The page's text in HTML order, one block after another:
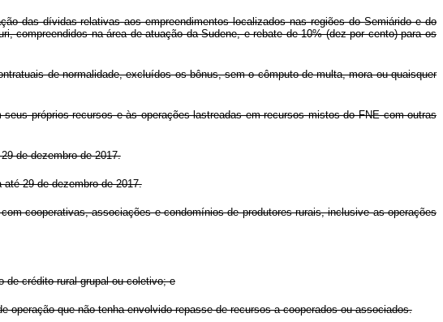
das dívidas relativas aos empreendimentos localizados nas regiões do Semiárido e do
compreendidos na área de atuação da Sudene, e rebate de 10% (dez por cento) para os
de normalidade, excluídos os bônus, sem o cômputo de multa, mora ou quaisquer
próprios recursos e às operações lastreadas em recursos mistos do FNE com outras
de dezembro de 2017.
29 de dezembro de 2017.
cooperativas, associações e condomínios de produtores rurais, inclusive as operações
de crédito rural grupal ou coletivo; e
que não tenha envolvido repasse de recursos a cooperados ou associados.